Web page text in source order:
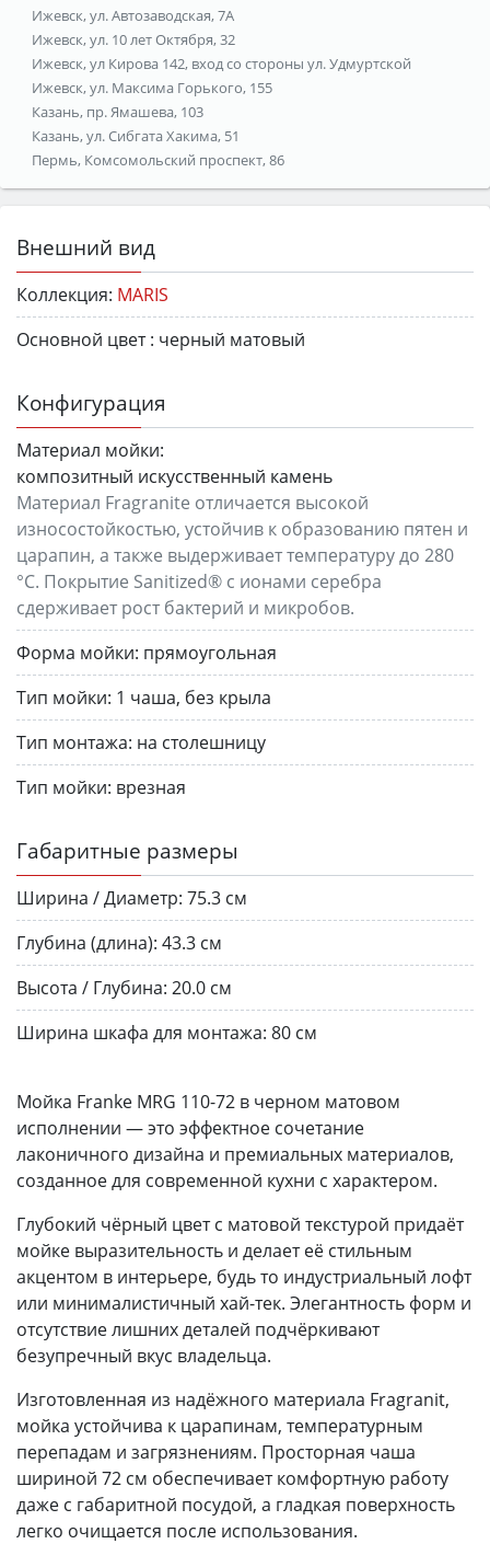
Ижевск, ул. Автозаводская, 7А
Ижевск, ул. 10 лет Октября, 32
Ижевск, ул Кирова 142, вход со стороны ул. Удмуртской
Ижевск, ул. Максима Горького, 155
Казань, пр. Ямашева, 103
Казань, ул. Сибгата Хакима, 51
Пермь, Комсомольский проспект, 86
Внешний вид
Коллекция: MARIS
Основной цвет : черный матовый
Конфигурация
Материал мойки:
композитный искусственный камень
Материал Fragranite отличается высокой
износостойкостью, устойчив к образованию пятен и
царапин, а также выдерживает температуру до 280
°C. Покрытие Sanitized® с ионами серебра
сдерживает рост бактерий и микробов.
Форма мойки: прямоугольная
Тип мойки: 1 чаша, без крыла
Тип монтажа: на столешницу
Тип мойки: врезная
Габаритные размеры
Ширина / Диаметр: 75.3 см
Глубина (длина): 43.3 см
Высота / Глубина: 20.0 см
Ширина шкафа для монтажа: 80 см
Мойка Franke MRG 110-72 в черном матовом
исполнении — это эффектное сочетание
лаконичного дизайна и премиальных материалов,
созданное для современной кухни с характером.
Глубокий чёрный цвет с матовой текстурой придаёт
мойке выразительность и делает её стильным
акцентом в интерьере, будь то индустриальный лофт
или минималистичный хай-тек. Элегантность форм и
отсутствие лишних деталей подчёркивают
безупречный вкус владельца.
Изготовленная из надёжного материала Fragranit,
мойка устойчива к царапинам, температурным
перепадам и загрязнениям. Просторная чаша
шириной 72 см обеспечивает комфортную работу
даже с габаритной посудой, а гладкая поверхность
легко очищается после использования.